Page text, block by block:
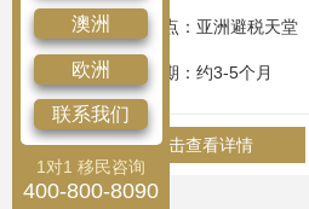
澳洲
欧洲
联系我们
1对1 移民咨询
400-800-8090
项目特点：亚洲避税天堂
办理周期：约3-5个月
点击查看详情